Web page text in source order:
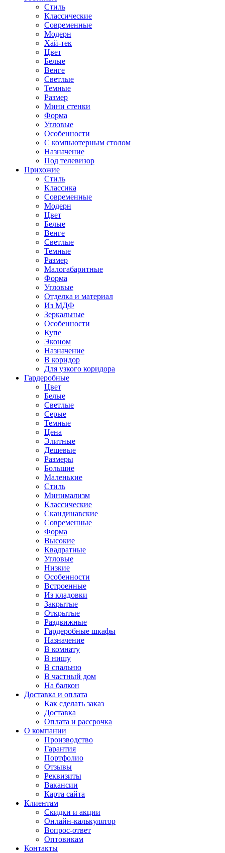
Стиль
Классические
Современные
Модерн
Хай-тек
Цвет
Белые
Венге
Светлые
Темные
Размер
Мини стенки
Форма
Угловые
Особенности
С компьютерным столом
Назначение
Под телевизор
Прихожие
Стиль
Классика
Современные
Модерн
Цвет
Белые
Венге
Светлые
Темные
Размер
Малогабаритные
Форма
Угловые
Отделка и материал
Из МДФ
Зеркальные
Особенности
Купе
Эконом
Назначение
В коридор
Для узкого коридора
Гардеробные
Цвет
Белые
Светлые
Серые
Темные
Цена
Элитные
Дешевые
Размеры
Большие
Маленькие
Стиль
Минимализм
Классические
Скандинавские
Современные
Форма
Высокие
Квадратные
Угловые
Низкие
Особенности
Встроенные
Из кладовки
Закрытые
Открытые
Раздвижные
Гардеробные шкафы
Назначение
В комнату
В нишу
В спальню
В частный дом
На балкон
Доставка и оплата
Как сделать заказ
Доставка
Оплата и рассрочка
О компании
Производство
Гарантия
Портфолио
Отзывы
Реквизиты
Вакансии
Карта сайта
Клиентам
Скидки и акции
Онлайн-калькулятор
Вопрос-ответ
Оптовикам
Контакты